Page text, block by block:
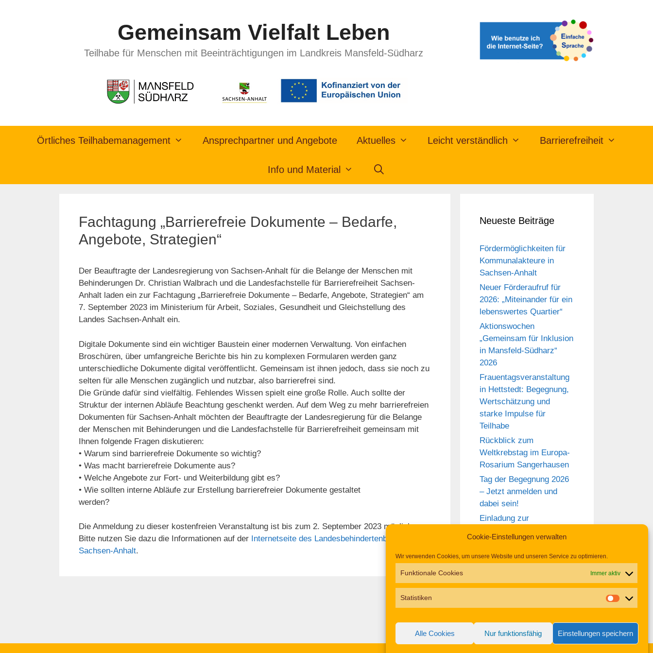
Cookie-Einstellungen verwalten
Wir verwenden Cookies, um unsere Website und unseren Service zu optimieren.
Funktionale Cookies Immer aktiv
Statistiken
Alle Cookies Nur funktionsfähig Einstellungen speichern
Gemeinsam Vielfalt Leben
Teilhabe für Menschen mit Beeinträchtigungen im Landkreis Mansfeld-Südharz
Örtliches Teilhabemanagement Ansprechpartner und Angebote Aktuelles Leicht verständlich Barrierefreiheit
Info und Material
Fachtagung „Barrierefreie Dokumente – Bedarfe,
Angebote, Strategien“
Der Beauftragte der Landesregierung von Sachsen-Anhalt für die Belange der Menschen mit
Behinderungen Dr. Christian Walbrach und die Landesfachstelle für Barrierefreiheit Sachsen-
Anhalt laden ein zur Fachtagung „Barrierefreie Dokumente – Bedarfe, Angebote, Strategien“ am
7. September 2023 im Ministerium für Arbeit, Soziales, Gesundheit und Gleichstellung des
Landes Sachsen-Anhalt ein.
Digitale Dokumente sind ein wichtiger Baustein einer modernen Verwaltung. Von einfachen
Broschüren, über umfangreiche Berichte bis hin zu komplexen Formularen werden ganz
unterschiedliche Dokumente digital veröffentlicht. Gemeinsam ist ihnen jedoch, dass sie noch zu
selten für alle Menschen zugänglich und nutzbar, also barrierefrei sind.
Die Gründe dafür sind vielfältig. Fehlendes Wissen spielt eine große Rolle. Auch sollte der
Struktur der internen Abläufe Beachtung geschenkt werden. Auf dem Weg zu mehr barrierefreien
Dokumenten für Sachsen-Anhalt möchten der Beauftragte der Landesregierung für die Belange
der Menschen mit Behinderungen und die Landesfachstelle für Barrierefreiheit gemeinsam mit
Ihnen folgende Fragen diskutieren:
• Warum sind barrierefreie Dokumente so wichtig?
• Was macht barrierefreie Dokumente aus?
• Welche Angebote zur Fort- und Weiterbildung gibt es?
• Wie sollten interne Abläufe zur Erstellung barrierefreier Dokumente gestaltet
werden?
Die Anmeldung zu dieser kostenfreien Veranstaltung ist bis zum 2. September 2023 möglich.
Bitte nutzen Sie dazu die Informationen auf der Internetseite des Landesbehindertenbeauftragten
Sachsen-Anhalt.
Neueste Beiträge
Fördermöglichkeiten für
Kommunalakteure in
Sachsen-Anhalt
Neuer Förderaufruf für
2026: „Miteinander für ein
lebenswertes Quartier“
Aktionswochen
„Gemeinsam für Inklusion
in Mansfeld-Südharz“
2026
Frauentagsveranstaltung
in Hettstedt: Begegnung,
Wertschätzung und
starke Impulse für
Teilhabe
Rückblick zum
Weltkrebstag im Europa-
Rosarium Sangerhausen
Tag der Begegnung 2026
– Jetzt anmelden und
dabei sein!
Einladung zur
März in Hettstedt
Aufruf zu den
„Gemeinsam für Inklusion
2026